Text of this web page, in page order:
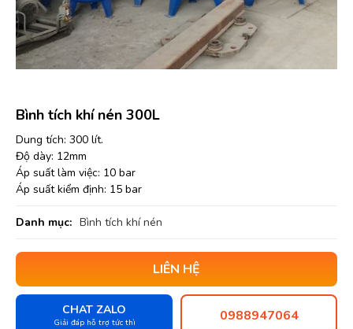
Bình tích khí nén 300L
Dung tích: 300 lít.
Độ dày: 12mm
Áp suất làm việc: 10 bar
Áp suất kiểm định: 15 bar
Danh mục: Bình tích khí nén
LIÊN HỆ
CHAT ZALO
Giải đáp hỗ trợ tức thì 0988947064